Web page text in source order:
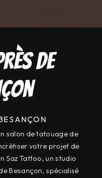
de
salon de tatouage de
votre projet de
Saz Tattoo, un studio
Besançon, spécialisé